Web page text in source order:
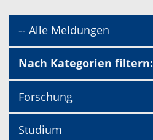
-- Alle Meldungen
Nach Kategorien filtern:
Forschung
Studium